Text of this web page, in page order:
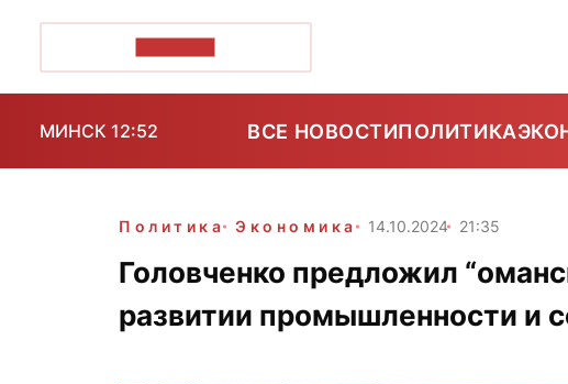
МИНСК 12:52 ВСЕ НОВОСТИПОЛИТИКА
Политика Экономика 14.10.2024 21:35
Головченко предложил
развитии промышленности и